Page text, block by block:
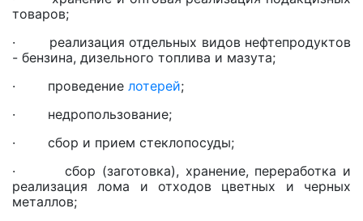
товаров;
· реализация отдельных видов нефтепродуктов
- бензина, дизельного топлива и мазута;
· проведение лотерей;
· недропользование;
· сбор и прием стеклопосуды;
· сбор (заготовка), хранение, переработка и
реализация лома и отходов цветных и черных
металлов;